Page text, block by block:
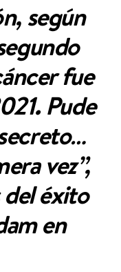
según
fue
Pude
vez”,
éxito
en